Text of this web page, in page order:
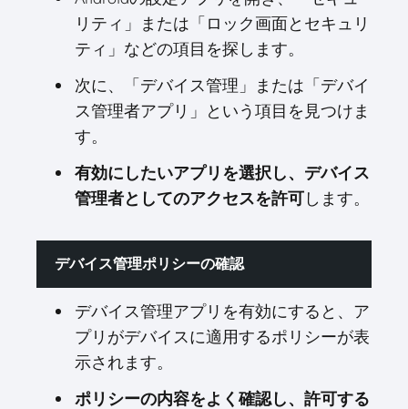
リティ」または「ロック画面とセキュリ
ティ」などの項目を探します。
次に、「デバイス管理」または「デバイ
ス管理者アプリ」という項目を見つけま
す。
有効にしたいアプリを選択し、デバイス
管理者としてのアクセスを許可 します。
デバイス管理ポリシーの確認
デバイス管理アプリを有効にすると、ア
プリがデバイスに適用するポリシーが表
示されます。
ポリシーの内容をよく確認し、許可する